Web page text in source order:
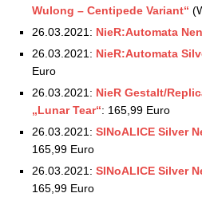
Wulong – Centipede Variant“
26.03.2021: NieR:Automata
26.03.2021: NieR:Automata
Euro
26.03.2021: NieR Gestalt/
„Lunar Tear“: 165,99 Euro
26.03.2021: SINoALICE Silver
165,99 Euro
26.03.2021: SINoALICE Silver
165,99 Euro